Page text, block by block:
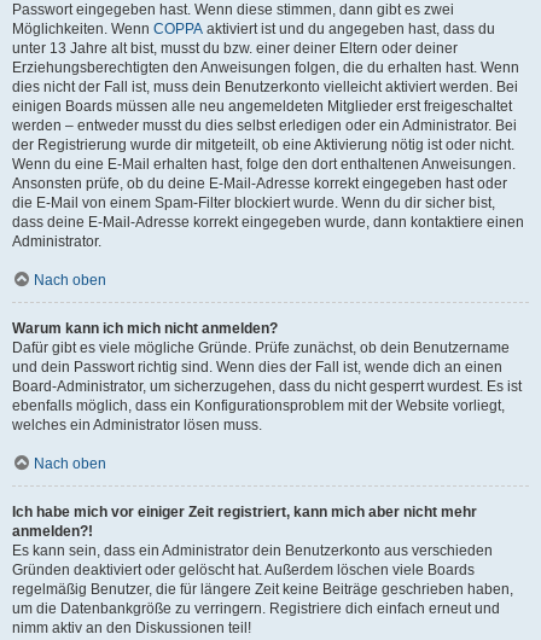
Passwort eingegeben hast. Wenn diese stimmen, dann gibt es zwei
Möglichkeiten. Wenn COPPA aktiviert ist und du angegeben hast, dass du
unter 13 Jahre alt bist, musst du bzw. einer deiner Eltern oder deiner
Erziehungsberechtigten den Anweisungen folgen, die du erhalten hast. Wenn
dies nicht der Fall ist, muss dein Benutzerkonto vielleicht aktiviert werden. Bei
einigen Boards müssen alle neu angemeldeten Mitglieder erst freigeschaltet
werden – entweder musst du dies selbst erledigen oder ein Administrator. Bei
der Registrierung wurde dir mitgeteilt, ob eine Aktivierung nötig ist oder nicht.
Wenn du eine E-Mail erhalten hast, folge den dort enthaltenen Anweisungen.
Ansonsten prüfe, ob du deine E-Mail-Adresse korrekt eingegeben hast oder
die E-Mail von einem Spam-Filter blockiert wurde. Wenn du dir sicher bist,
dass deine E-Mail-Adresse korrekt eingegeben wurde, dann kontaktiere einen
Administrator.
Nach oben
Warum kann ich mich nicht anmelden?
Dafür gibt es viele mögliche Gründe. Prüfe zunächst, ob dein Benutzername
und dein Passwort richtig sind. Wenn dies der Fall ist, wende dich an einen
Board-Administrator, um sicherzugehen, dass du nicht gesperrt wurdest. Es ist
ebenfalls möglich, dass ein Konfigurationsproblem mit der Website vorliegt,
welches ein Administrator lösen muss.
Nach oben
Ich habe mich vor einiger Zeit registriert, kann mich aber nicht mehr
anmelden?!
Es kann sein, dass ein Administrator dein Benutzerkonto aus verschieden
Gründen deaktiviert oder gelöscht hat. Außerdem löschen viele Boards
regelmäßig Benutzer, die für längere Zeit keine Beiträge geschrieben haben,
um die Datenbankgröße zu verringern. Registriere dich einfach erneut und
nimm aktiv an den Diskussionen teil!